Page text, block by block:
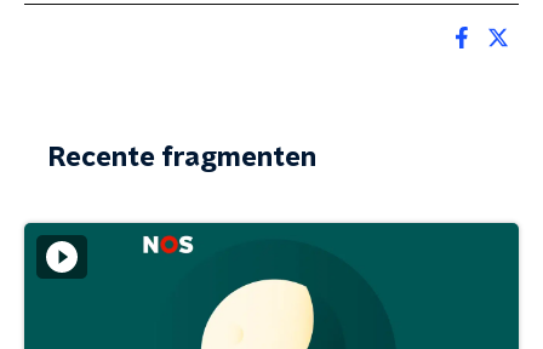
Recente fragmenten